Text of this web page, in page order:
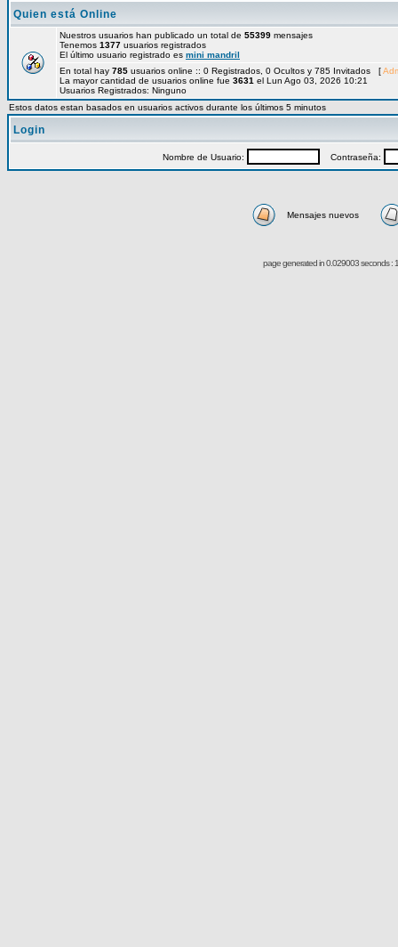
Quien está Online
Nuestros usuarios han publicado un total de 55399 mensajes
Tenemos 1377 usuarios registrados
El último usuario registrado es mini mandril
En total hay 785 usuarios online :: 0 Registrados, 0 Ocultos y 785 Invitados [
La mayor cantidad de usuarios online fue 3631 el Lun Ago 03, 2026 10:21
Usuarios Registrados: Ninguno
Estos datos estan basados en usuarios activos durante los últimos 5 minutos
Login
Nombre de Usuario: Contraseña:
Mensajes nuevos
page generated in 0.029003 seconds :